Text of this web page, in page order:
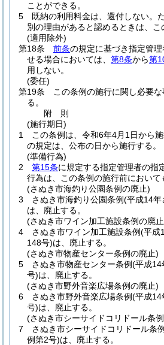
ことができる。
5
既納の利用料金は、還付しない。
別の理由があると認めるときは、こ
(適用除外)
第18条
前条の規定に基づき指定管
せる場合においては、 第8条から第
用しない。
(委任)
第19条
この条例の施行に関し必要
る。
附 則
(施行期日)
1
この条例は、令和6年4月1日から施
の規定は、公布の日から施行する。
(準備行為)
2
第15条に規定する指定管理者の指
行為は、この条例の施行前において
(さぬき市海釣り公園条例の廃止)
3
さぬき市海釣り公園条例(平成14年
は、廃止する。
(さぬき市ワイン加工施設条例の廃
4
さぬき市ワイン加工施設条例(平成
148号)は、廃止する。
(さぬき市物産センター条例の廃止)
5
さぬき市物産センター条例(平成14
号)は、廃止する。
(さぬき市野外音楽広場条例の廃止)
6
さぬき市野外音楽広場条例(平成14
号)は、廃止する。
(さぬき市シーサイドコリドール条
7
さぬき市シーサイドコリドール条例
例第2号)は、廃止する。